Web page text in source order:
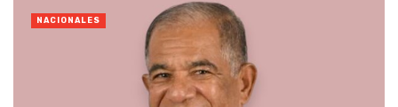
NACIONALES